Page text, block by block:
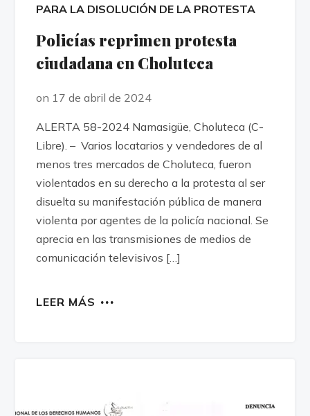
PARA LA DISOLUCIÓN DE LA PROTESTA
Policías reprimen protesta
ciudadana en Choluteca
on 17 de abril de 2024
ALERTA 58-2024 Namasigüe, Choluteca (C-
Libre). – Varios locatarios y vendedores de al
menos tres mercados de Choluteca, fueron
violentados en su derecho a la protesta al ser
disuelta su manifestación pública de manera
violenta por agentes de la policía nacional. Se
aprecia en las transmisiones de medios de
comunicación televisivos […]
LEER MÁS